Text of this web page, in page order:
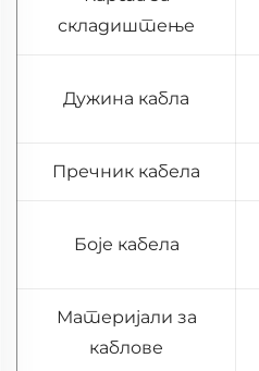
складиштење
Дужина кабла
Пречник кабела
Боје кабела
Материјали за
каблове